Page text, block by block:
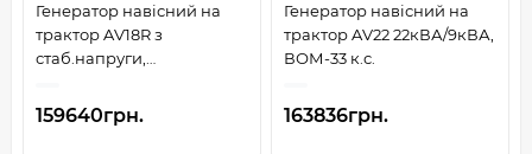
Генератор навісний на
трактор AV18R з
стаб.напруги,
159640грн.
Генератор навісний на
трактор AV22 22кВА/9кВА,
ВОМ-33 к.с.
163836грн.